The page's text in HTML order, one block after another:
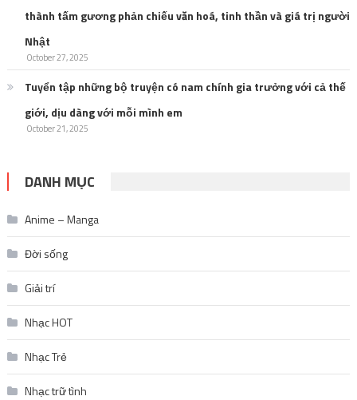
thành tấm gương phản chiếu văn hoá, tinh thần và giá trị người
Nhật
October 27, 2025
Tuyển tập những bộ truyện có nam chính gia trưởng với cả thế
giới, dịu dàng với mỗi mình em
October 21, 2025
DANH MỤC
Anime – Manga
Đời sống
Giải trí
Nhạc HOT
Nhạc Trẻ
Nhạc trữ tình